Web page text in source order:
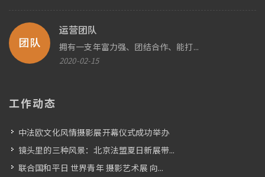
运营团队
拥有一支年富力强、团结合作、能打...
2020-02-15
工作动态
中法欧文化风情摄影展开幕仪式成功举办
镜头里的三种风景：北京法盟夏日新展带...
联合国和平日 世界青年 摄影艺术展 向...